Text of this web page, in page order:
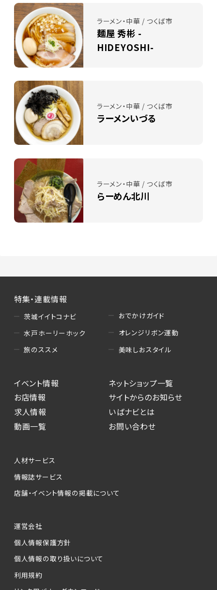
ラーメン・中華 / つくば市
麺屋 秀彬 -
HIDEYOSHI-
ラーメン・中華 / つくば市
ラーメンいづる
ラーメン・中華 / つくば市
らーめん北川
特集・連載情報
茨城イイトコナビ
水戸ホーリーホック
旅のススメ
おでかけガイド
オレンジリボン運動
美味しおスタイル
イベント情報
お店情報
求人情報
動画一覧
ネットショップ一覧
サイトからのお知らせ
いばナビとは
お問い合わせ
人材サービス
情報誌サービス
店舗・イベント情報の掲載について
運営会社
個人情報保護方針
個人情報の取り扱いについて
利用規約